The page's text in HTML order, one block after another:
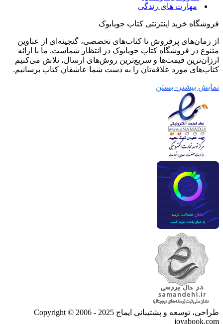
مهارت های زندگی
فروشگاه خرید اینترنتی کتاب جویابوک
از رمان‌های پرفروش تا کتاب‌های تخصصی، گنجینه‌ای از عناوین
متنوع در فروشگاه کتاب جویابوک در انتظار شماست. ما با ارائه
ارزان‌ترین قیمت‌ها و سریع‌ترین روش‌های ارسال، تلاش می‌کنیم
کتاب‌های مورد علاقه‌تان را به دست شما عاشقان کتاب برسانیم.
نمایش بیشتر - بستن
طراحی، توسعه و پشتیبانی ایماج Copyright © 2006 - 2025
joyabook.com